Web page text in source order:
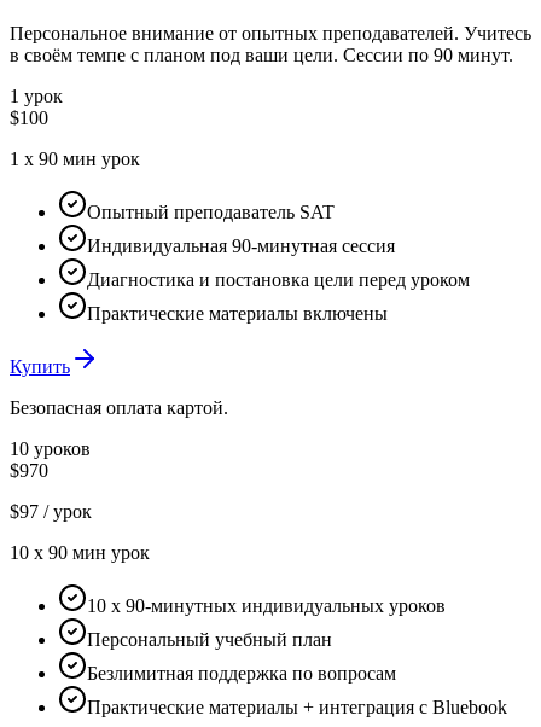
Персональное внимание от опытных преподавателей. Учитесь
в своём темпе с планом под ваши цели. Сессии по 90 минут.
1 урок
$100
1 x 90 мин урок
Опытный преподаватель SAT
Индивидуальная 90-минутная сессия
Диагностика и постановка цели перед уроком
Практические материалы включены
Купить
Безопасная оплата картой.
10 уроков
$970
$97 / урок
10 x 90 мин урок
10 x 90-минутных индивидуальных уроков
Персональный учебный план
Безлимитная поддержка по вопросам
Практические материалы + интеграция с Bluebook